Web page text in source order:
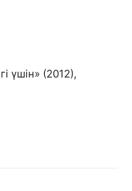
үшін» (2012),